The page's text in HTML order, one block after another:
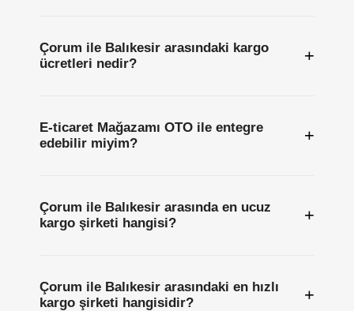
Çorum ile Balıkesir arasındaki kargo
ücretleri nedir?
+
E-ticaret Mağazamı OTO ile entegre
edebilir miyim?
+
Çorum ile Balıkesir arasında en ucuz
kargo şirketi hangisi?
+
Çorum ile Balıkesir arasındaki en hızlı
kargo şirketi hangisidir?
+